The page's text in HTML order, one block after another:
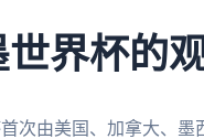
界杯的
次由美国、加拿大、